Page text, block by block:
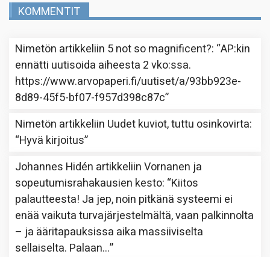
KOMMENTIT
Nimetön artikkeliin 5 not so magnificent?: “AP:kin
ennätti uutisoida aiheesta 2 vko:ssa.
https://www.arvopaperi.fi/uutiset/a/93bb923e-
8d89-45f5-bf07-f957d398c87c”
Nimetön artikkeliin Uudet kuviot, tuttu osinkovirta:
“Hyvä kirjoitus”
Johannes Hidén artikkeliinVornanen ja
sopeutumisrahakausien kesto: “Kiitos
palautteesta! Ja jep, noin pitkänä systeemi ei
enää vaikuta turvajärjestelmältä, vaan palkinnolta
– ja ääritapauksissa aika massiiviselta
sellaiselta. Palaan…”